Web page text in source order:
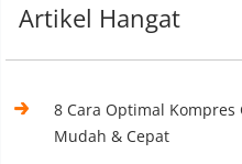
Artikel Hangat
8 Cara Optimal Kompres
Mudah & Cepat